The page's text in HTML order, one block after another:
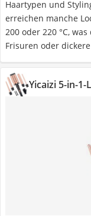
Haartypen und
erreichen manche
200 oder 220 °C,
Frisuren oder
Yicaizi 5-in-